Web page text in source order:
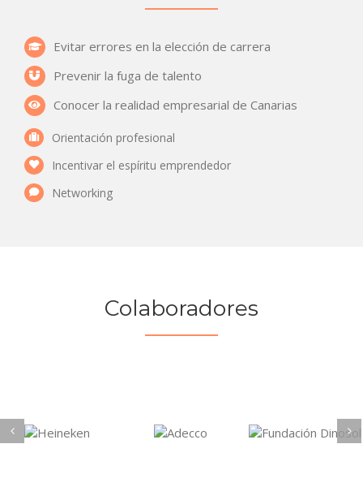
Evitar errores en la elección de carrera
Prevenir la fuga de talento
Conocer la realidad empresarial de Canarias
Orientación profesional
Incentivar el espíritu emprendedor
Networking
Colaboradores